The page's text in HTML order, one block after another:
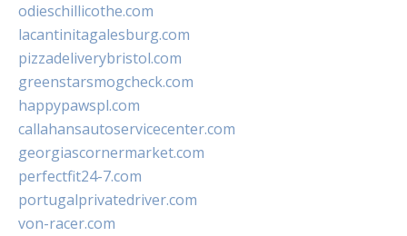
odieschillicothe.com
lacantinitagalesburg.com
pizzadeliverybristol.com
greenstarsmogcheck.com
happypawspl.com
callahansautoservicecenter.com
georgiascornermarket.com
perfectfit24-7.com
portugalprivatedriver.com
von-racer.com